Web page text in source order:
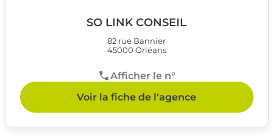
SO LINK CONSEIL
82 rue Bannier
45000 Orléans
Afficher le n°
Voir la fiche de l'agence